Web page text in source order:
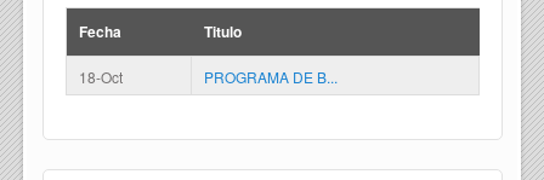
Fecha Titulo
18-Oct PROGRAMA DE B...